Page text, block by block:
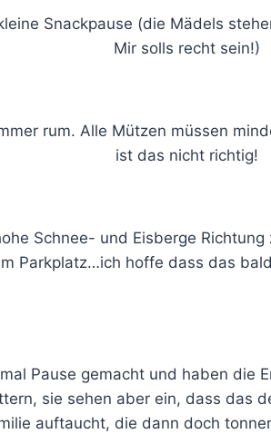
Snackpause (die Mädels
Mir solls recht sein!)
rum. Alle Mützen müssen
ist das nicht richtig!
Schnee- und Eisberge
Parkplatz…ich hoffe dass das
Pause gemacht und haben die
sie sehen aber ein, dass das
auftaucht, die dann doch